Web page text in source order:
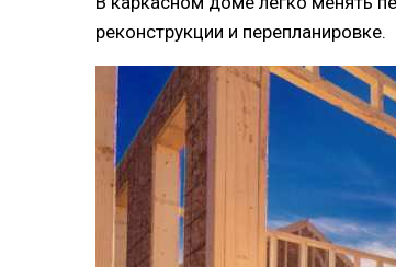
реконструкции и перепланировке.